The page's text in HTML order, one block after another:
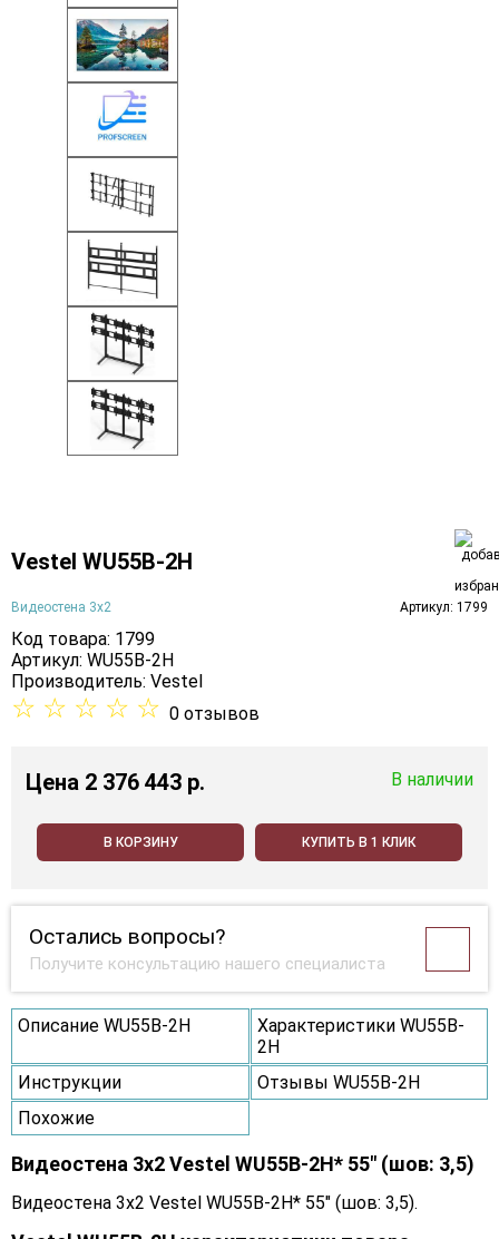
Vestel WU55B-2H
Видеостена 3х2 Артикул: 1799
Код товара: 1799
Артикул: WU55B-2H
Производитель: Vestel
☆ ☆ ☆ ☆ ☆ 0 отзывов
Цена 2 376 443 p. В наличии
В КОРЗИНУ КУПИТЬ В 1 КЛИК
Остались вопросы?
Получите консультацию нашего специалиста
Описание WU55B-2H
Характеристики WU55B-
2H
Инструкции
Отзывы WU55B-2H
Похожие
Видеостена 3x2 Vestel WU55B-2H* 55" (шов: 3,5)
Видеостена 3x2 Vestel WU55B-2H* 55" (шов: 3,5).